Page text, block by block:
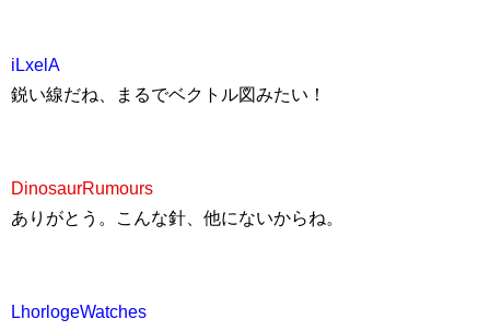
iLxelA
鋭い線だね、まるでベクトル図みたい！
DinosaurRumours
ありがとう。こんな針、他にないからね。
LhorlogeWatches